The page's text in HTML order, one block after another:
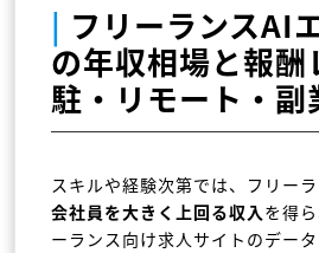
| フリーランスAI
の年収相場と報酬
駐・リモート・副
スキルや経験次第では、フリー
会社員を大きく上回る収入を得
ーランス向け求人サイトのデー